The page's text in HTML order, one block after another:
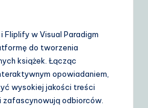
Fliplify w Visual Paradigm
do tworzenia
książek. Łącząc
opowiadaniem,
wysokiej jakości treści
zafascynowują odbiorców.